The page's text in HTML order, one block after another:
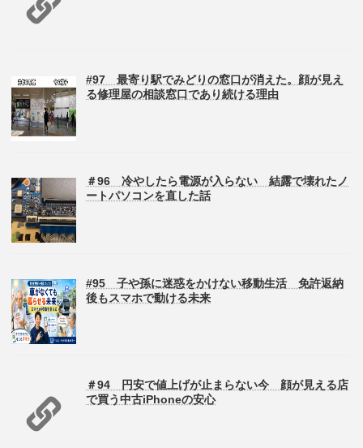
#97 最寄り駅でみどりの窓口が消えた。顔が見え
る修理屋の相談窓口であり続ける理由
＃96 冷やしたら電源が入らない 結露で壊れたノ
ートパソコンを直した話
#95 子や孫に迷惑をかけない移動生活 免許返納
後もスマホで動ける未来
＃94 円安で値上げが止まらない今 顔が見える店
で買う中古iPhoneの安心